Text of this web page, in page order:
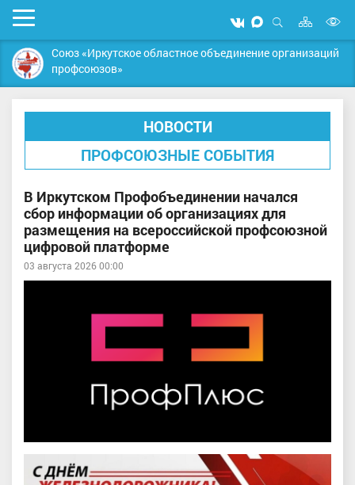
Мобильное
меню
Мы
вконтакте
Мы
в
MAX
Открыть
поиск
Карта
сайта
Союз «Иркутское областное объединение организаций
профсоюзов»
НОВОСТИ
ПРОФСОЮЗНЫЕ СОБЫТИЯ
В Иркутском Профобъединении начался
сбор информации об организациях для
размещения на всероссийской профсоюзной
цифровой платформе
03 августа 2026 00:00